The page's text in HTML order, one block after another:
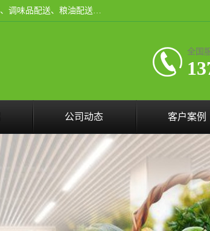
东莞市康隆膳食管理有限公司主要从事：蔬菜配送、食堂承包、企业工厂食堂承包、机关单位食堂承包、调味品配送、粮油配送、干货配送、副食配送、水果配送、海鲜配送等业务，东莞蔬菜配送电话，咨询在线客服。
全国
公司动态 客户案例